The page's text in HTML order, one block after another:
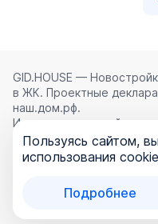
GID.HOUSE —
в ЖК. Проектные
наш.дом.рф.
Использование сайта
соглашением ,
Политикой обработки
ООО «ГИД.ХАУЗ»
Пользуясь сайтом,
использования cookie
Подробнее